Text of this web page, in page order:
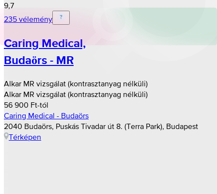
9,7
235 vélemény
Caring Medical,
Budaörs - MR
Alkar MR vizsgálat (kontrasztanyag nélküli)
Alkar MR vizsgálat (kontrasztanyag nélküli)
56 900 Ft-tól
Caring Medical - Budaörs
2040 Budaörs, Puskás Tivadar út 8. (Terra Park), Budapest
Térképen